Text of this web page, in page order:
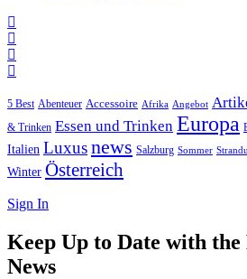
5 Best Abenteuer Accessoire Afrika Angebot
& Trinken Essen und Trinken Europa
Italien Luxusnews Salzburg Sommer
Winter Österreich
Sign In
Keep Up to Date with
News